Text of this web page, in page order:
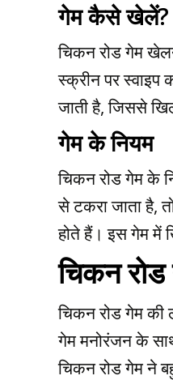
गेम कैसे खेलें?
चिकन रोड गेम
स्क्रीन पर स्वाइप
जाती है, जिससे
गेम के नियम
चिकन रोड गेम के
से टकरा जाता है,
होते हैं। इस गेम में
चिकन
चिकन रोड गेम
गेम मनोरंजन के
चिकन रोड गेम ने